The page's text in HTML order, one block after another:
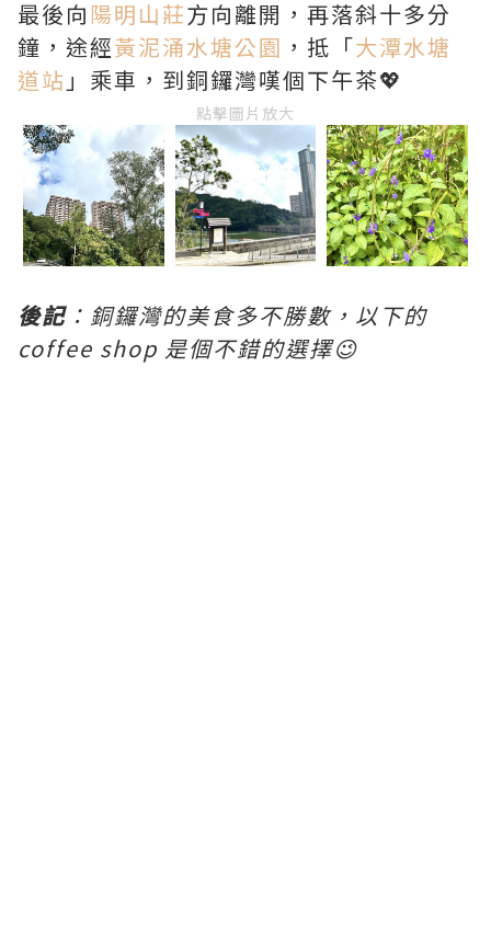
最後向 陽明山莊方向離開，再落斜十多分
鐘，途經黃泥涌水塘公園 ，抵「大潭水塘
道站 」乘車，到銅鑼灣嘆個下午茶💖
點擊圖片放大
後記：銅鑼灣的美食多不勝數，以下的
coffee shop 是個不錯的選擇😉